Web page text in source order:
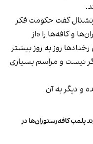
گفت حکومت فکر
و کافه‌ها را «از
رخدادها روز به روز بیشتر
نیست و مراسم بسیاری
و دیگر به آن
پلمب کافه‌رستوران‌ها در